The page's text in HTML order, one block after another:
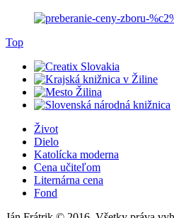
Top
Život
Dielo
Katolícka moderna
Cena učiteľom
Liternárna cena
Fond